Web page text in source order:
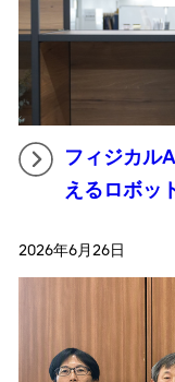
フィジカル
えるロボッ
2026年6月26日